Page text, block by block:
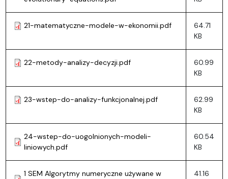
21-matematyczne-modele-w-ekonomii.pdf
64.71
KB
22-metody-analizy-decyzji.pdf
60.99
KB
23-wstep-do-analizy-funkcjonalnej.pdf
62.99
KB
24-wstep-do-uogolnionych-modeli-
liniowych.pdf
60.54
KB
1 SEM Algorytmy numeryczne używane w
41.16